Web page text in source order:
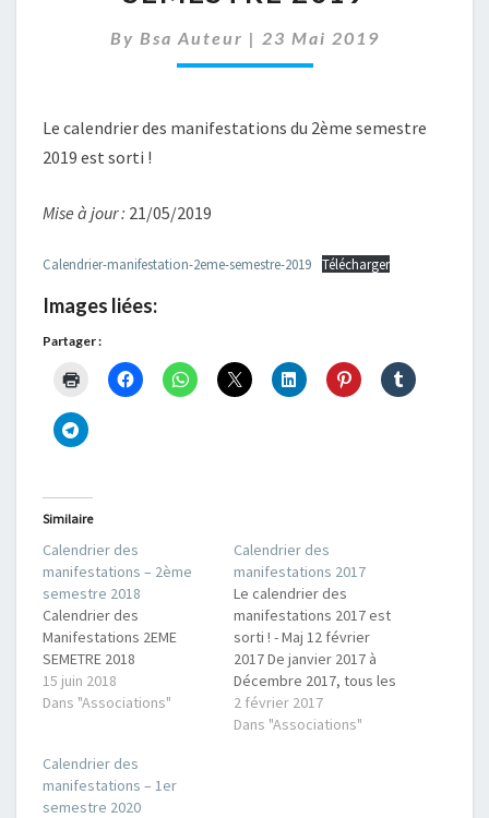
2019
By Bsa Auteur | 23 Mai 2019
Le calendrier des manifestations du 2ème semestre
2019 est sorti !
Mise à jour : 21/05/2019
Calendrier-manifestation-2eme-semestre-2019 Télécharger
Images liées:
Partager :
Similaire
Calendrier des
manifestations – 2ème
semestre 2018
Calendrier des
Manifestations 2EME
SEMETRE 2018
15 juin 2018
Dans "Associations"
Calendrier des
manifestations 2017
Le calendrier des
manifestations 2017 est
sorti ! - Maj 12 février
2017 De janvier 2017 à
Décembre 2017, tous les
évènements
programmés vont
2 février 2017
Dans "Associations"
Calendrier des
manifestations – 1er
semestre 2020